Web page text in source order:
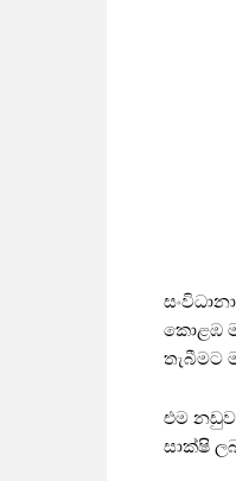
කොළඹ
තැබීමට
එම නඩුව
සාක්ෂි